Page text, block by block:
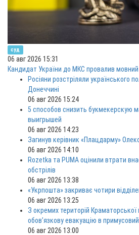
суд
06 авг 2026 15:31
Кандидат України до МКС провалив мовний
Росіяни розстріляли українського
Донеччині
06 авг 2026 15:24
5 способов снизить букмекерскую
выигрышей
06 авг 2026 14:23
Загинув керівник «Плацдарму»
06 авг 2026 14:10
Rozetka та PUMA оцінили втрати
обстрілів
06 авг 2026 13:38
«Укрпошта» закриває чотири
06 авг 2026 13:25
З окремих територій
обов’язкову евакуацію в примусовий
06 авг 2026 13:00